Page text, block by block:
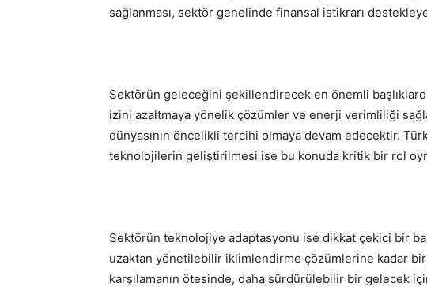
sağlanması, sektör genelinde finansal istikrarı
Sektörün geleceğini şekillendirecek en önemli
izini azaltmaya yönelik çözümler ve enerji verimliliği
dünyasının öncelikli tercihi olmaya devam edecektir.
teknolojilerin geliştirilmesi ise bu konuda kritik bir rol
Sektörün teknolojiye adaptasyonu ise dikkat çekici bir
uzaktan yönetilebilir iklimlendirme çözümlerine kadar
karşılamanın ötesinde, daha sürdürülebilir bir gelecek